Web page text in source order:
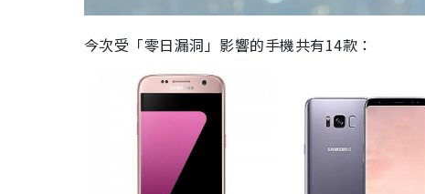
今次受「零日漏洞」影響的手機共有14款：